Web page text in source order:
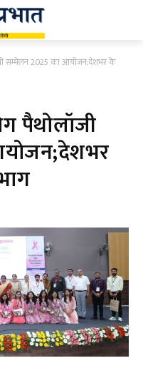
सम्मेलन 2025 का आयोजन;देशभर के
पैथोलॉजी